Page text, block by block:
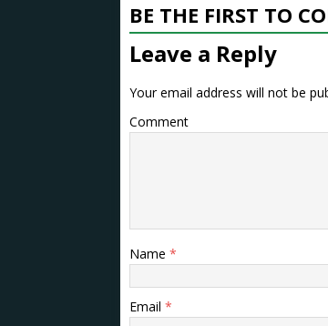
BE THE FIRST TO
Leave a Reply
Your email address will not be
Comment
Name *
Email *